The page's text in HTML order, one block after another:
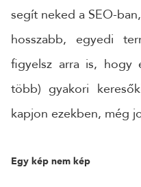
segít neked a SEO-
hosszabb, egyedi
figyelsz arra is, hogy
több) gyakori
kapjon ezekben, még
Egy kép nem kép